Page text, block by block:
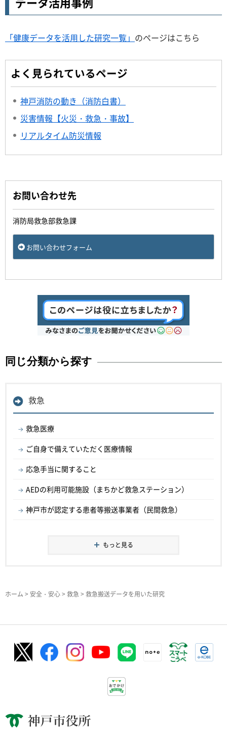
「健康データを活用した研究一覧」 のページはこちら
よく見られているページ
神戸消防の動き（消防白書）
災害情報【火災・救急・事故】
リアルタイム防災情報
お問い合わせ先
消防局救急部救急課
お問い合わせフォーム
同じ分類から探す
救急
救急医療
ご自身で備えていただく医療情報
応急手当に関すること
AEDの利用可能施設（まちかど救急ステーション）
神戸市が認定する患者等搬送事業者（民間救急）
もっと見る
ホーム > 安全・安心> 救急> 救急搬送データを用いた研究
神戸市役所